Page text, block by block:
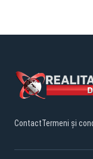
ContactTermeni și